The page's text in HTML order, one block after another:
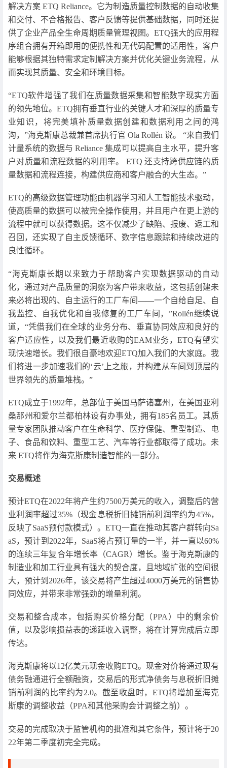
解决方案 ETQ Reliance。它为制造质量控制数据的自动收集
和交付、不合格报告、客户反馈等提供基础数据，同时还提
供了企业产品全生命周期质量管理视图。ETQ强大的应用程
序组合拥有开箱即用的便携性和无代码配置的适用性，客户
能够根据其独特需求定制解决方案并优化关键业务流程，从
而实现其质量、安全和环境目标。
“ETQ软件增强了我们在质量数据采集和智能数字现实方面
的领先地位。ETQ拥有垂直行业的关键人才和深厚的质量专
业知识，将完美填补质量数据创建和数据利用之间的鸿
沟，”海克斯康总裁兼首席执行官 Ola Rollén 说。 “来自我们
计量系统的数据与 Reliance 集成可以提高自主水平，提升客
户对质量和流程数据的利用率。 ETQ 还支持跨供应链的质
量数据和流程连接，构建供应商和客户融合的大生态。”
ETQ的高级数据管理功能由机器学习和人工智能技术驱动，
使高质量的数据可以被完全操作使用，并且用户在更上游的
流程中就可以获得数据。这不仅减少了缺陷、报废、返工和
召回，还实现了自主反馈循环、数字信息跟踪和持续改进的
良性循环。
“海克斯康长期以来致力于帮助客户实现数据驱动的自动
化，通过对产品质量的洞察为客户带来收益，这包括创建未
来必将出现的、自主运行的工厂车间——一个自给自足、自
我监控、自我优化和自我修复的工厂车间，”Rollén继续说
道，“凭借我们在全球的业务分布、垂直协同效应和良好的
客户适应性，以及我们最近收购的EAM业务，ETQ有望实
现快速增长。我们很自豪地欢迎ETQ加入我们的大家庭。我
们将进一步加速我们的‘云’上之旅，并构建从车间到顶层的
世界领先的质量堆栈。”
ETQ成立于1992年，总部位于美国马萨诸塞州，在美国亚利
桑那州和爱尔兰都柏林设有办事处，拥有185名员工。其质
量专家团队推动客户在生命科学、医疗保健、重型制造、电
子、食品和饮料、重型工艺、汽车等行业都取得了成功。未
来 ETQ将作为海克斯康制造智能的一部分。
交易概述
预计ETQ在2022年将产生约7500万美元的收入，调整后的营
业利润率超过35%（现金息税折旧摊销前利润率约为45%，
反映了SaaS预付款模式）。ETQ一直在推动其客户群转向Sa
aS，预计到2022年，SaaS将占预订量的一半，并一直以60%
的连续三年复合年增长率（CAGR）增长。鉴于海克斯康的
制造业和加工行业具有强大的契合度，且地域扩张的空间很
大，预计到2026年，该交易将产生超过4000万美元的销售协
同效应，并带来非常强劲的增量利润。
交易和整合成本，包括购买价格分配（PPA）中的剩余价
值，以及影响损益表的递延收入调整，将在计算完成后立即
传达。
海克斯康将以12亿美元现金收购ETQ。现金对价将通过现有
债务融通进行全额融资，交易后的形式净债务与息税折旧摊
销前利润的比率约为2.0。截至收盘时，ETQ将增加至海克
斯康的调整收益（PPA和其他采购会计调整之前）。
交易的完成取决于监管机构的批准和其它条件，预计将于20
22年第二季度初完全完成。